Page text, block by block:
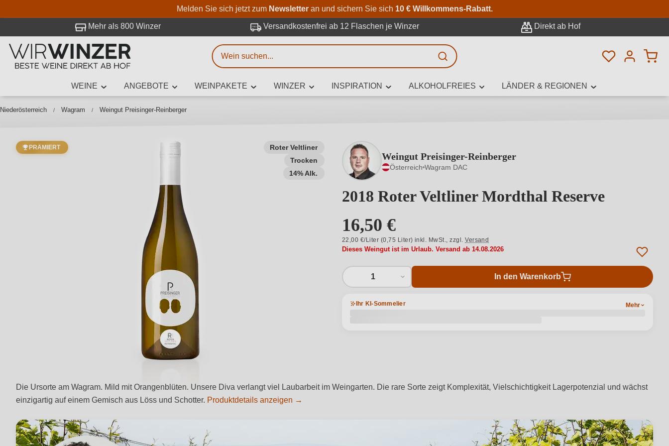
Zum Hauptinhalt springen
Zur Suche springen
Zur Hauptnavigation springen
Melden Sie sich jetzt zum Newsletteran und sichern Sie sich 10 € Willkommens-Rabatt.
Mehr als 800 Winzer Versandkostenfrei ab 12 Flaschen je Winzer Direkt ab Hof
Du hast 0
WEINE ANGEBOTE WEINPAKETE WINZER INSPIRATION ALKOHOLFREIES LÄNDER & REGIONEN
Niederösterreich Wagram Weingut Preisinger-Reinberger
Roter Veltliner
Trocken
14% Alk.
PRÄMIERT
Weingut Preisinger-Reinberger
Österreich Wagram DAC
2018 Roter Veltliner Mordthal Reserve
16,50 €
22,00 €/Liter (0,75 Liter) inkl. MwSt.,zzgl.Versand
Dieses Weingut ist im Urlaub. Versand ab 14.08.2026
1 In den Warenkorb
Ihr KI-Sommelier Mehr
Die Ursorte am Wagram. Mild mit Orangenblüten. Unsere Diva verlangt viel Laubarbeit im Weingarten. Die rare Sorte zeigt Komplexität, Vielschichtigkeit Lagerpotenzial und wächst
einzigartig auf einem Gemisch aus Löss und Schotter. Produktdetails anzeigen →
Weinsuche
Mindestens 3 Zeichen eingeben
Erweiterte Suche
Beschreiben Sie, welchen Wein Sie suchen – ob nach Geschmack, Anlass, Weinnamen,
Rebsorte, Region, Winzer oder anderen Kriterien.
bei WirWinzer.